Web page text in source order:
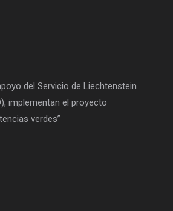
del Servicio de Liechtenstein
implementan el proyecto
verdes”